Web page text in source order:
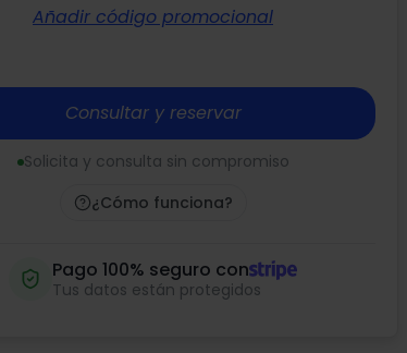
Añadir código promocional
Consultar y reservar
Solicita y consulta sin compromiso
¿Cómo funciona?
Pago 100% seguro con
Tus datos están protegidos